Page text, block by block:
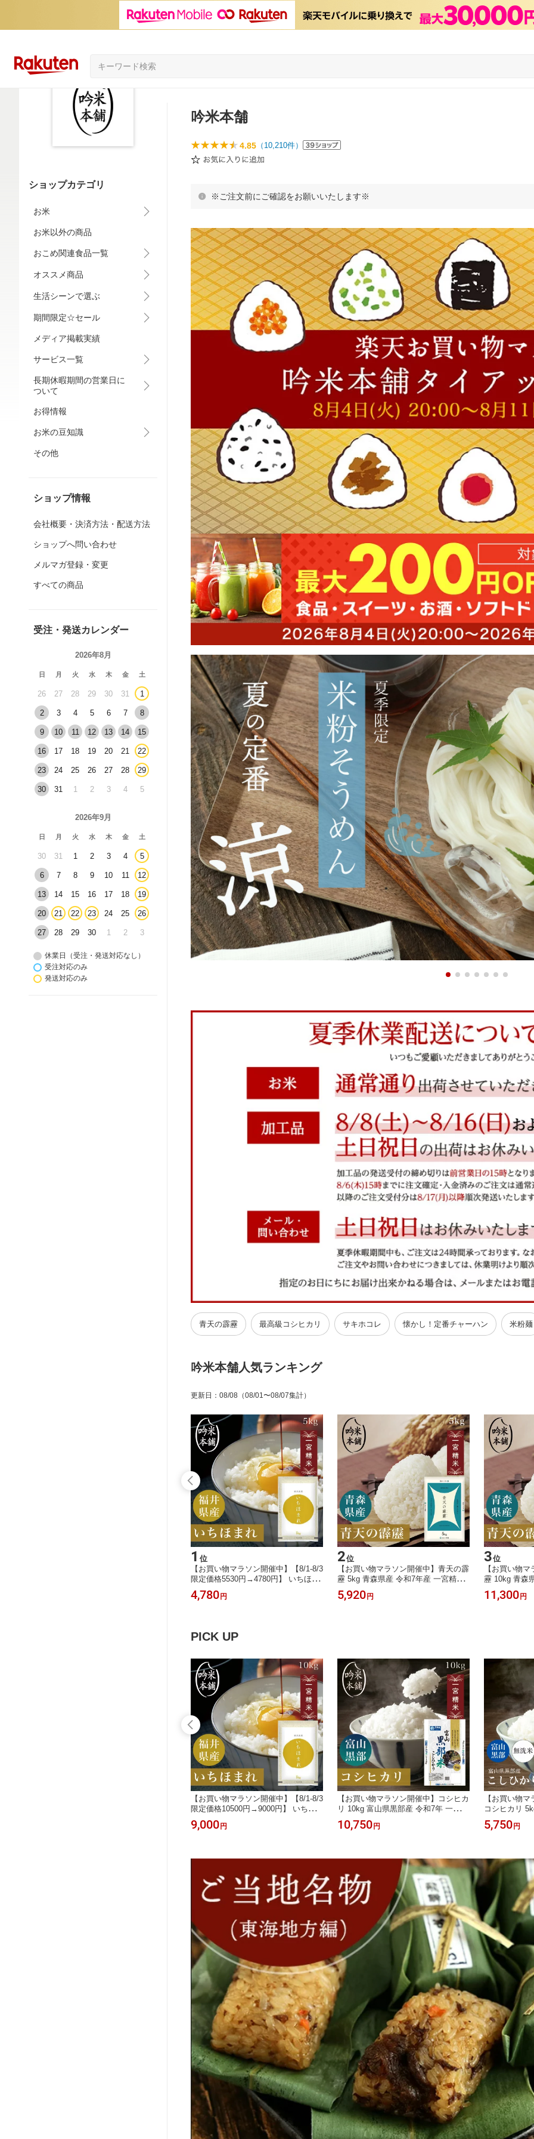
ショップカテゴリ
お米
お米以外の商品
おこめ関連食品一覧
オススメ商品
生活シーンで選ぶ
期間限定☆セール
メディア掲載実績
サービス一覧
長期休暇期間の営業日に
ついて
お得情報
お米の豆知識
その他
ショップ情報
会社概要・決済方法・配送方法
ショップへ問い合わせ
メルマガ登録・変更
すべての商品
受注・発送カレンダー
2026年8月
日 月 火 水 木 金 土
26 27 28 29 30 31 1
2 3 4 5 6 7 8
9 10 11 12 13 14 15
16 17 18 19 20 21 22
23 24 25 26 27 28 29
30 31 1 2 3 4 5
2026年9月
日 月 火 水 木 金 土
30 31 1 2 3 4 5
6 7 8 9 10 11 12
13 14 15 16 17 18 19
20 21 22 23 24 25 26
27 28 29 30 1 2 3
休業日（受注・発送対応なし）
受注対応のみ
発送対応のみ
吟米本舗
4.85 （ 10,210件）
※ご注文前にご確認をお願いいたします※
青天の霹靂 最高級コシヒカリ サキホコレ 懐かし！定番チャーハン 米粉麺
吟米本舗人気ランキング
更新日 ： 08/08 （08/01〜08/07集計）
1 位
【お買い物マラソン開催中】【8/1-8/3
限定価格5530円→4780円】 いちほま
れ 5kg 福井県産 令和7年 一宮精米 米
お米 単一原料米 特A米【39ショップ
4,780 円
2位
【お買い物マラソン開催中】青天の霹
靂 5kg 青森県産 令和7年産 一宮精米
お米 米 単一原料米 特A米 【送料無
料】【39ショップ対応】 【北海道・
5,920 円
3位
【お買い物
靂 10kg 青森
5kg×2 お米
料無料】【
11,300 円
PICK UP
【お買い物マラソン開催中】【8/1-8/3
限定価格10500円→9000円】 いちほ
まれ 10kg 福井県産 令和7年 一宮精米
5kg×2 お米 米 単一原料米 特A米【39
9,000 円
【お買い物マラソン開催中】コシヒカ
リ 10kg 富山県黒部産 令和7年 一宮製
法 5kg×2 米 お米 こしひかり 単一原
料米【送料無料】【39ショップ対応】
10,750 円
【お買い物
コシヒカリ
一宮製法 お
しひかり 【
5,750 円